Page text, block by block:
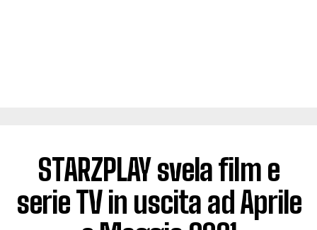
STARZPLAY svela film e
serie TV in uscita ad Aprile